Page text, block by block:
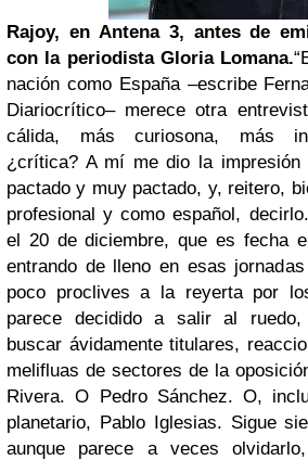
Rajoy, en Antena 3, antes de
con la periodista Gloria Lomana.
nación como España –escribe
Diariocrítico– merece otra
cálida, más curiosona, más
¿crítica? A mí me dio la impresión
pactado y muy pactado, y, reitero,
profesional y como español,
el 20 de diciembre, que es fecha
entrando de lleno en esas
poco proclives a la reyerta por
parece decidido a salir al
buscar ávidamente titulares,
melifluas de sectores de la
Rivera. O Pedro Sánchez. O,
planetario, Pablo Iglesias. Sigue
aunque parece a veces